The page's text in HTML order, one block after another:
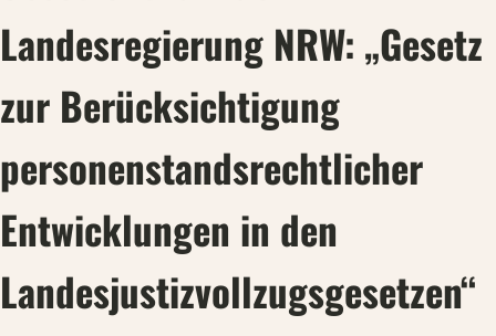
Landesregierung NRW: „Gesetz
zur Berücksichtigung
personenstandsrechtlicher
Entwicklungen in den
Landesjustizvollzugsgesetzen“